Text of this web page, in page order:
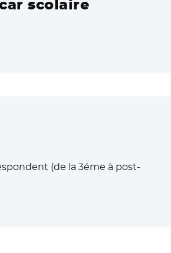
scolaire
(de la 3éme à post-